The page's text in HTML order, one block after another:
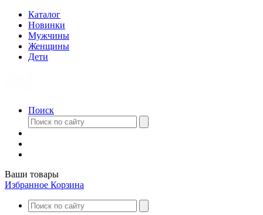
Каталог
Новинки
Мужчины
Женщины
Дети
Поиск
Ваши товары
Избранное Корзина